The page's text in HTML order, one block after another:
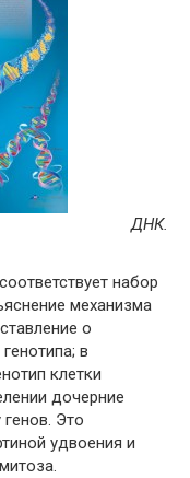
ДНК.
набор
механизма
о
в
клетки
дочерние
Это
удвоения и